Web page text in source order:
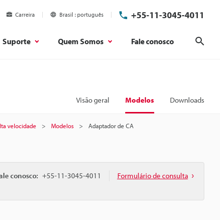
Carreira Brasil português +55-11-3045-4011
Suporte Quem Somos Fale conosco
Visão geral Modelos Downloads
velocidade Modelos Adaptador de CA
conosco: +55-11-3045-4011 Formulário de consulta